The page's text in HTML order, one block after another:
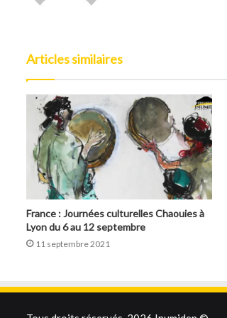
Articles similaires
France : Journées culturelles Chaouies à
Lyon du 6 au 12 septembre
11 septembre 2021